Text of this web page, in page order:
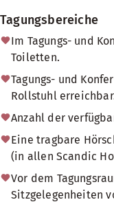
Tagungsbereiche
Im Tagungs- und
Toiletten.
Tagungs- und
Rollstuhl
Anzahl der
Eine tragbare
(in allen Scandic
Vor dem
Sitzgelegenheiten